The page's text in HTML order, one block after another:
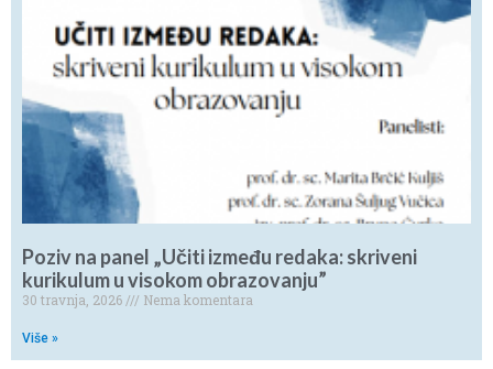
Poziv na panel „Učiti između redaka: skriveni
kurikulum u visokom obrazovanju”
30 travnja, 2026 Nema komentara
Više »